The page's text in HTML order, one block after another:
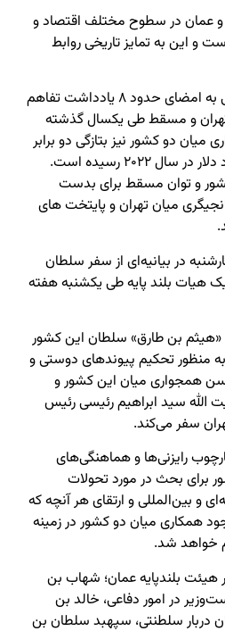
و عمان در سطوح مختلف اقتصاد و
و این به تمایز تاریخی روابط
این تحلیلگر اقتصادی عمانی به امضای حدود ۸ یادداشت تفاهم
و مسقط طی یکسال گذشته
میان دو کشور نیز بتازگی دو برابر
شده و به بیش از دو میلیارد دلار در سال ۲۰۲۲ رسیده است.
و توان مسقط برای بدست
میان تهران و پایتخت های
در بیانیه‌ای از سفر سلطان
هیات بلند پایه طی یکشنبه هفته
«هیثم بن طارق» سلطان این کشور
منظور تحکیم پیوندهای دوستی و
همجواری میان این کشور و
الله سید ابراهیم رئیسی رئیس
سفر می‌کند.
رایزنی‌ها و هماهنگی‌های
برای بحث در مورد تحولات
و بین‌المللی و ارتقای هر آنچه که
همکاری میان دو کشور در زمینه
خواهد شد.
هیئت بلندپایه عمان؛ شهاب بن
در امور دفاعی، خالد بن
دربار سلطنتی، سپهبد سلطان بن